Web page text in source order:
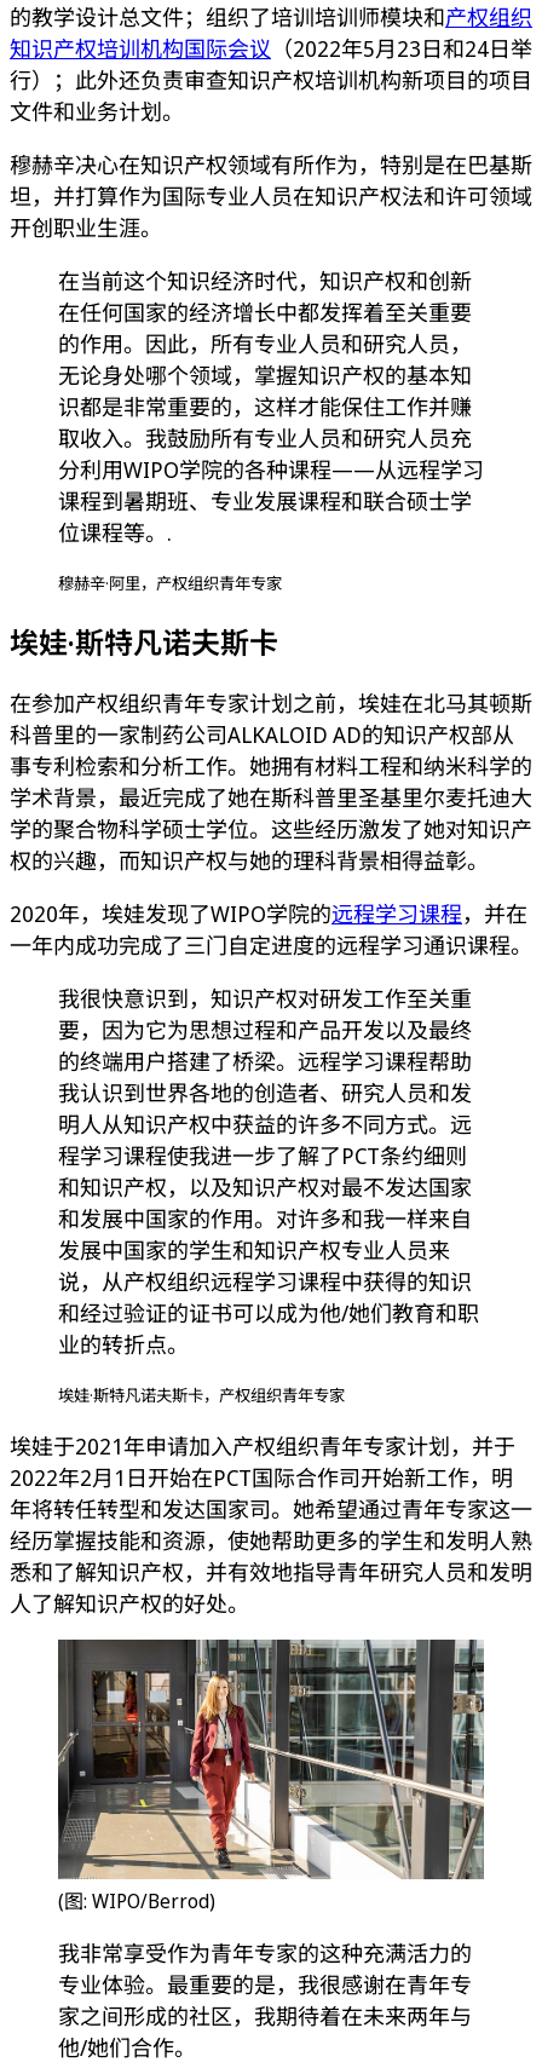
的教学设计总文件；组织了培训培训师模块和产权组织
知识产权培训机构国际会议 （2022年5月23日和24日举
行）；此外还负责审查知识产权培训机构新项目的项目
文件和业务计划。
穆赫辛决心在知识产权领域有所作为，特别是在巴基斯
坦，并打算作为国际专业人员在知识产权法和许可领域
开创职业生涯。
在当前这个知识经济时代，知识产权和创新
在任何国家的经济增长中都发挥着至关重要
的作用。因此，所有专业人员和研究人员，
无论身处哪个领域，掌握知识产权的基本知
识都是非常重要的，这样才能保住工作并赚
取收入。我鼓励所有专业人员和研究人员充
分利用WIPO学院的各种课程——从远程学习
课程到暑期班、专业发展课程和联合硕士学
位课程等。.
穆赫辛·阿里，产权组织青年专家
埃娃·斯特凡诺夫斯卡
在参加产权组织青年专家计划之前，埃娃在北马其顿斯
科普里的一家制药公司ALKALOID AD的知识产权部从
事专利检索和分析工作。她拥有材料工程和纳米科学的
学术背景，最近完成了她在斯科普里圣基里尔麦托迪大
学的聚合物科学硕士学位。这些经历激发了她对知识产
权的兴趣，而知识产权与她的理科背景相得益彰。
2020年，埃娃发现了WIPO学院的远程学习课程，并在
一年内成功完成了三门自定进度的远程学习通识课程。
我很快意识到，知识产权对研发工作至关重
要，因为它为思想过程和产品开发以及最终
的终端用户搭建了桥梁。远程学习课程帮助
我认识到世界各地的创造者、研究人员和发
明人从知识产权中获益的许多不同方式。远
程学习课程使我进一步了解了PCT条约细则
和知识产权，以及知识产权对最不发达国家
和发展中国家的作用。对许多和我一样来自
发展中国家的学生和知识产权专业人员来
说，从产权组织远程学习课程中获得的知识
和经过验证的证书可以成为他/她们教育和职
业的转折点。
埃娃·斯特凡诺夫斯卡，产权组织青年专家
埃娃于2021年申请加入产权组织青年专家计划，并于
2022年2月1日开始在PCT国际合作司开始新工作，明
年将转任转型和发达国家司。她希望通过青年专家这一
经历掌握技能和资源，使她帮助更多的学生和发明人熟
悉和了解知识产权，并有效地指导青年研究人员和发明
人了解知识产权的好处。
(图: WIPO/Berrod)
我非常享受作为青年专家的这种充满活力的
专业体验。最重要的是，我很感谢在青年专
家之间形成的社区，我期待着在未来两年与
他/她们合作。